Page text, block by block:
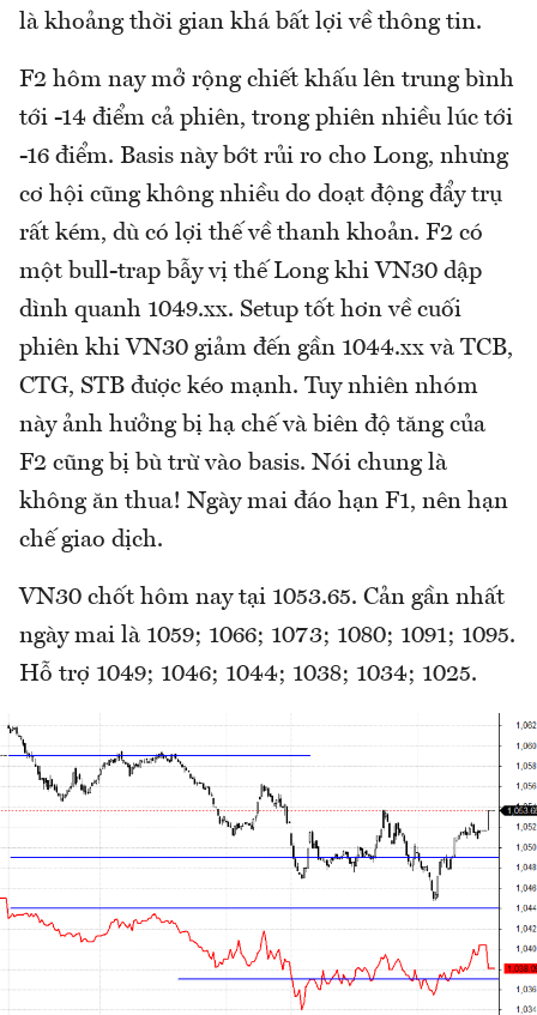
là khoảng thời gian khá bất lợi về thông tin.
F2 hôm nay mở rộng chiết khấu lên trung bình
tới -14 điểm cả phiên, trong phiên nhiều lúc tới
-16 điểm. Basis này bớt rủi ro cho Long, nhưng
cơ hội cũng không nhiều do doạt động đẩy trụ
rất kém, dù có lợi thế về thanh khoản. F2 có
một bull-trap bẫy vị thế Long khi VN30 dập
dình quanh 1049.xx. Setup tốt hơn về cuối
phiên khi VN30 giảm đến gần 1044.xx và TCB,
CTG, STB được kéo mạnh. Tuy nhiên nhóm
này ảnh hưởng bị hạ chế và biên độ tăng của
F2 cũng bị bù trừ vào basis. Nói chung là
không ăn thua! Ngày mai đáo hạn F1, nên hạn
chế giao dịch.
VN30 chốt hôm nay tại 1053.65. Cản gần nhất
ngày mai là 1059; 1066; 1073; 1080; 1091; 1095.
Hỗ trợ 1049; 1046; 1044; 1038; 1034; 1025.